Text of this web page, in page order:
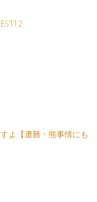
よ【遭難・熊事情にも